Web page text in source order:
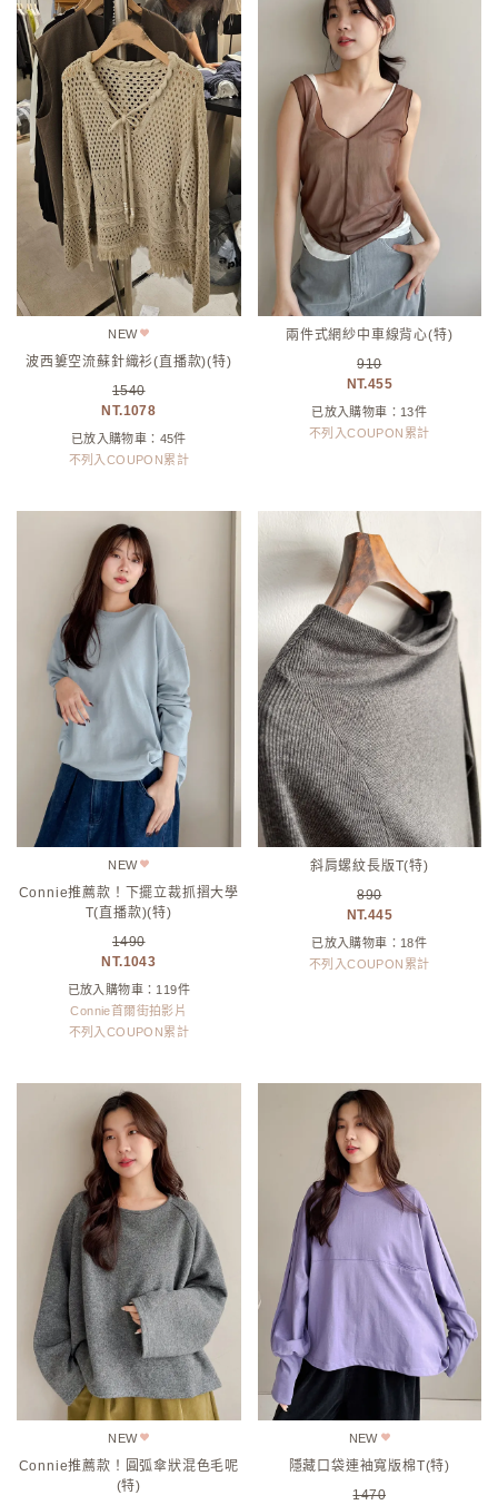
NEW
波西簍空流蘇針織衫(直播款)(特)
1540
1078
已放入購物車：45件
不列入COUPON累計
兩件式網紗中車線背心(特)
910
455
已放入購物車：13件
不列入COUPON累計
NEW
Connie推薦款！下擺立裁抓摺大學
T(直播款)(特)
1490
1043
已放入購物車：119件
Connie首爾街拍影片
不列入COUPON累計
斜肩螺紋長版T(特)
890
445
已放入購物車：18件
不列入COUPON累計
NEW
Connie推薦款！圓弧傘狀混色毛呢
(特)
NEW
隱藏口袋連袖寬版棉T(特)
1470